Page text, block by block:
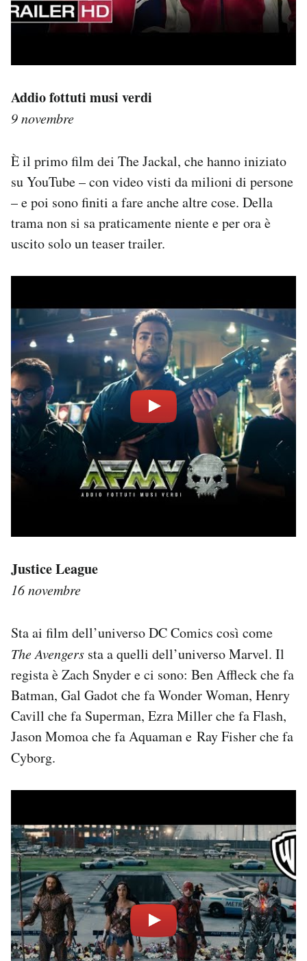
Addio fottuti musi verdi
9 novembre
È il primo film dei The Jackal, che hanno iniziato
su YouTube – con video visti da milioni di persone
– e poi sono finiti a fare anche altre cose. Della
trama non si sa praticamente niente e per ora è
uscito solo un teaser trailer.
Justice League
16 novembre
Sta ai film dell’universo DC Comics così come
The Avengers sta a quelli dell’universo Marvel. Il
regista è Zach Snyder e ci sono: Ben Affleck che fa
Batman, Gal Gadot che fa Wonder Woman, Henry
Cavill che fa Superman, Ezra Miller che fa Flash,
Jason Momoa che fa Aquaman e Ray Fisher che fa
Cyborg.